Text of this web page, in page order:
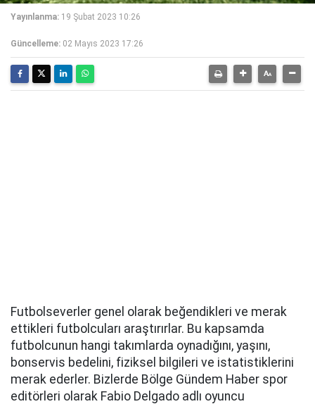
Yayınlanma: 19 Şubat 2023 10:26
Güncelleme: 02 Mayıs 2023 17:26
Futbolseverler genel olarak beğendikleri ve merak
ettikleri futbolcuları araştırırlar. Bu kapsamda
futbolcunun hangi takımlarda oynadığını, yaşını,
bonservis bedelini, fiziksel bilgileri ve istatistiklerini
merak ederler. Bizlerde Bölge Gündem Haber spor
editörleri olarak Fabio Delgado adlı oyuncu